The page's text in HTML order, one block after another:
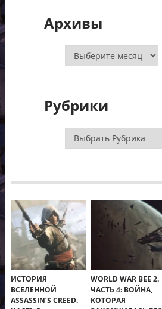
Архивы
Архивы
Рубрики
Рубрики
ИСТОРИЯ
ВСЕЛЕННОЙ
ASSASSIN’S CREED.
WORLD WAR BEE 2.
ЧАСТЬ 4: ВОЙНА,
КОТОРАЯ